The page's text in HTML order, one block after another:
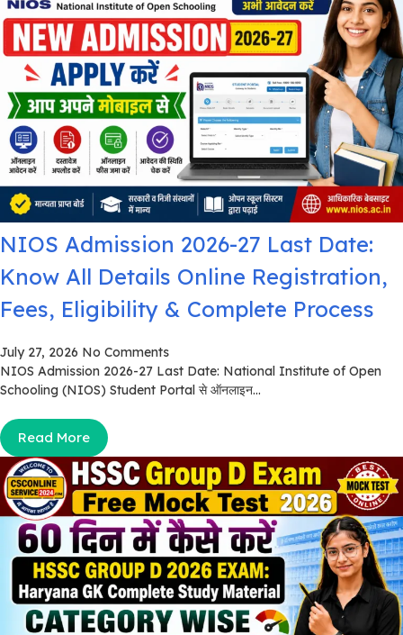
NIOS Admission 2026-27 Last Date:
Know All Details Online Registration,
Fees, Eligibility & Complete Process
July 27, 2026 No Comments
NIOS Admission 2026-27 Last Date: National Institute of Open
Schooling (NIOS) Student Portal से ऑनलाइन...
Read More